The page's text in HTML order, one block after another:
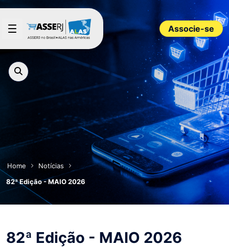
Pular para o Conteúdo principal
Associe-se
Home
Notícias
82ª Edição - MAIO 2026
82ª Edição - MAIO 2026